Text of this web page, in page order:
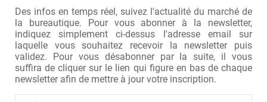
Des infos en temps réel, suivez l'actualité du marché de
la bureautique. Pour vous abonner à la newsletter,
indiquez simplement ci-dessus l'adresse email sur
laquelle vous souhaitez recevoir la newsletter puis
validez. Pour vous désabonner par la suite, il vous
suffira de cliquer sur le lien qui figure en bas de chaque
newsletter afin de mettre à jour votre inscription.